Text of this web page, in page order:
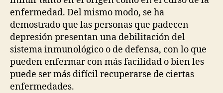
enfermedad. Del mismo modo, se ha
demostrado que las personas que padecen
depresión presentan una debilitación del
sistema inmunológico o de defensa, con lo que
pueden enfermar con más facilidad o bien les
puede ser más difícil recuperarse de ciertas
enfermedades.